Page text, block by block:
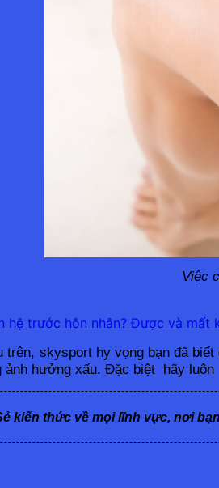
Việc
hệ trước hôn nhân? Được và mất
trên, skysport hy vọng bạn đã biết
ảnh hưởng xấu. Đặc biệt  hãy
kiến thức về mọi lĩnh vực, nơi